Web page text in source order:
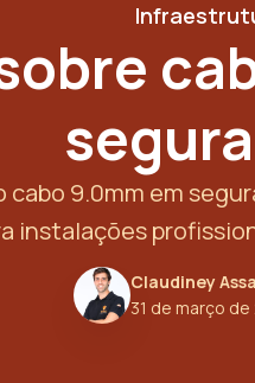
cabo 9.0mm em
instalações
Claudiney
31 de março